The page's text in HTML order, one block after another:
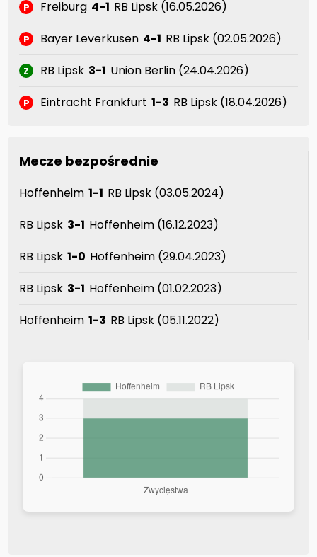
P Freiburg 4-1 RB Lipsk (16.05.2026)
P Bayer Leverkusen 4-1 RB Lipsk (02.05.2026)
Z RB Lipsk 3-1 Union Berlin (24.04.2026)
P Eintracht Frankfurt 1-3 RB Lipsk (18.04.2026)
Mecze bezpośrednie
Hoffenheim 1-1 RB Lipsk (03.05.2024)
RB Lipsk 3-1 Hoffenheim (16.12.2023)
RB Lipsk 1-0 Hoffenheim (29.04.2023)
RB Lipsk 3-1 Hoffenheim (01.02.2023)
Hoffenheim 1-3 RB Lipsk (05.11.2022)